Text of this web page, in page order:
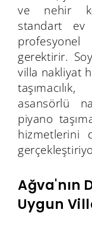
ve nehir
standart ev
gerektirir.
villa nakliyat
asansörlü
piyano
hizmetlerini
Ağva'nın
Uygun